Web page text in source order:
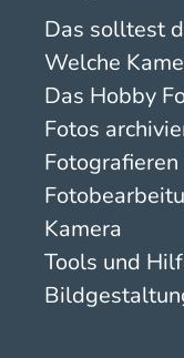
Das solltest
Welche
Das Hobby
Fotos
Kamera
Tools und